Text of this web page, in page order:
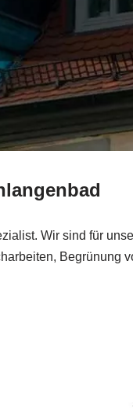
Wir sind für
Begrünung